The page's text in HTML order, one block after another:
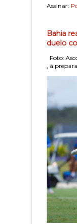
Assinar:
Bahia
duelo
Foto:
, à